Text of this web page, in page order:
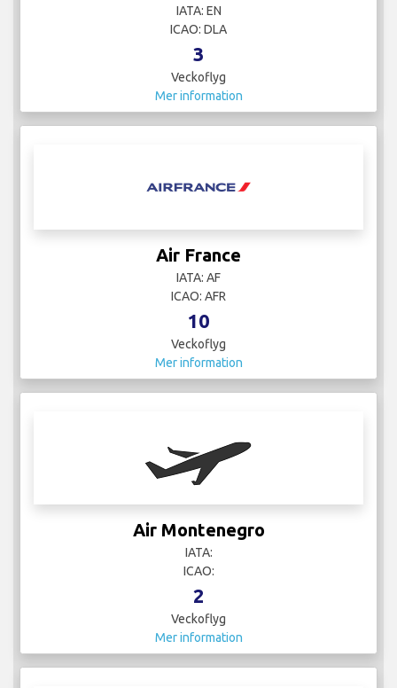
IATA: EN
ICAO: DLA
3
Veckoflyg
Mer information
Air France
IATA: AF
ICAO: AFR
10
Veckoflyg
Mer information
Air Montenegro
IATA:
ICAO:
2
Veckoflyg
Mer information